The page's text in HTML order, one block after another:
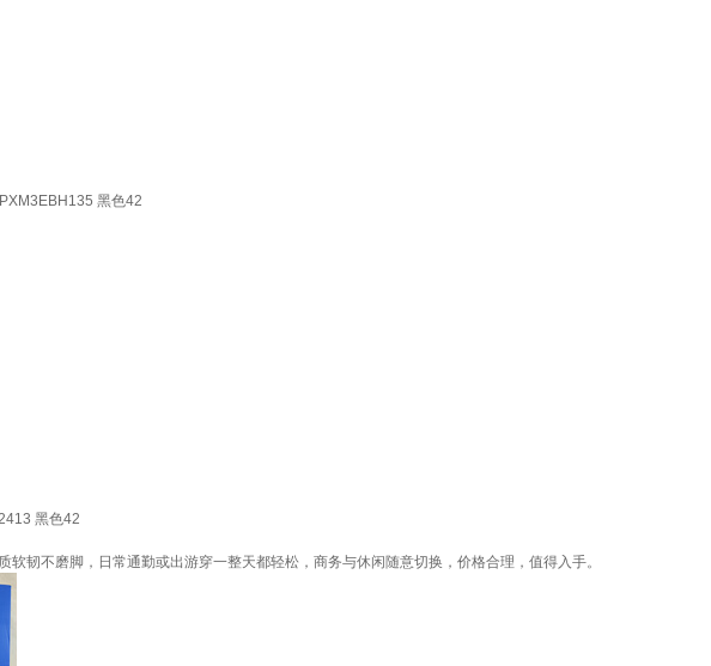
黑色42
黑色42
韧不磨脚，日常通勤或出游穿一整天都轻松，商务与休闲随意切换，价格合理，值得入手。